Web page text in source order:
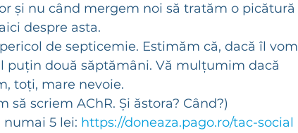
și nu când mergem noi să tratăm o picătură
despre asta.
de septicemie. Estimăm că, dacă îl vom
puțin două săptămâni. Vă mulțumim dacă
toți, mare nevoie.
scriem AChR. Și ăstora? Când?)
numai 5 lei: https://doneaza.pago.ro/tac-social